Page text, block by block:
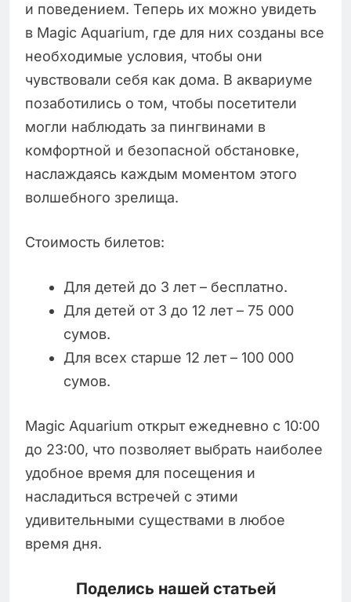
и поведением. Теперь их можно увидеть
в Magic Aquarium, где для них созданы все
необходимые условия, чтобы они
чувствовали себя как дома. В аквариуме
позаботились о том, чтобы посетители
могли наблюдать за пингвинами в
комфортной и безопасной обстановке,
наслаждаясь каждым моментом этого
волшебного зрелища.
Стоимость билетов:
Для детей до 3 лет – бесплатно.
Для детей от 3 до 12 лет – 75 000
сумов.
Для всех старше 12 лет – 100 000
сумов.
Magic Aquarium открыт ежедневно с 10:00
до 23:00, что позволяет выбрать наиболее
удобное время для посещения и
насладиться встречей с этими
удивительными существами в любое
время дня.
Поделись нашей статьей